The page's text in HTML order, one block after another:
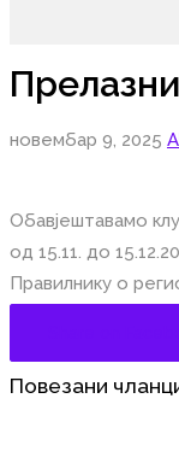
новембар 9, 2025
Обавјештавамо
од 15.11. до
Правилнику о
Повезани